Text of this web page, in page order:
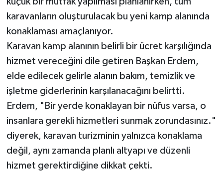
karavanların oluşturulacak bu yeni kamp alanında
konaklaması amaçlanıyor.
Karavan kamp alanının belirli bir ücret karşılığında
hizmet vereceğini dile getiren Başkan Erdem,
elde edilecek gelirle alanın bakım, temizlik ve
işletme giderlerinin karşılanacağını belirtti.
Erdem, "Bir yerde konaklayan bir nüfus varsa, o
insanlara gerekli hizmetleri sunmak zorundasınız."
diyerek, karavan turizminin yalnızca konaklama
değil, aynı zamanda planlı altyapı ve düzenli
hizmet gerektirdiğine dikkat çekti.